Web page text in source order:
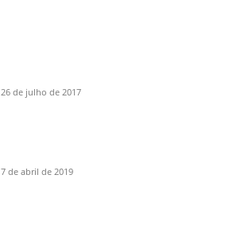
26 de julho de 2017
7 de abril de 2019